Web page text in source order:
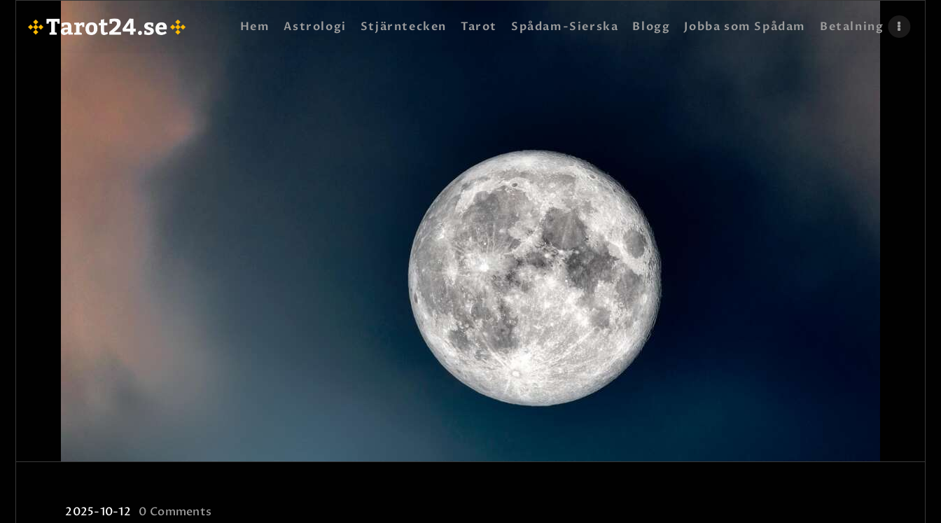
Hem Astrologi Stjärntecken Tarot Spådam-Sierska Blogg Jobba som Spådam Betalning
HEM
SPÅDAM-SIERSKA
JOBBA SOM SPÅDAM
BETALNING
KONTAKTA OSS
2025-10-12 0 Comments